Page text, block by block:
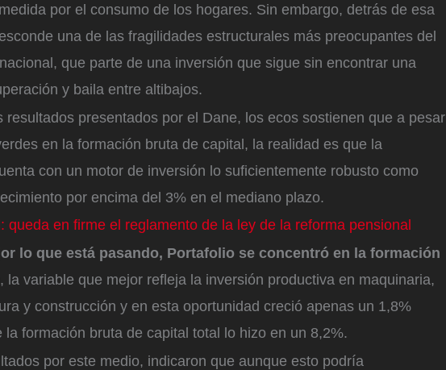
por el consumo de los hogares. Sin embargo, detrás de esa
una de las fragilidades estructurales más preocupantes del
que parte de una inversión que sigue sin encontrar una
y baila entre altibajos.
resultados presentados por el Dane, los ecos sostienen que a pesar
en la formación bruta de capital, la realidad es que la
con un motor de inversión lo suficientemente robusto como
por encima del 3% en el mediano plazo.
queda en firme el reglamento de la ley de la reforma pensional
lo que está pasando, Portafolio se concentró en la formación
la variable que mejor refleja la inversión productiva en maquinaria,
y construcción y en esta oportunidad creció apenas un 1,8%
la formación bruta de capital total lo hizo en un 8,2%.
por este medio, indicaron que aunque esto podría